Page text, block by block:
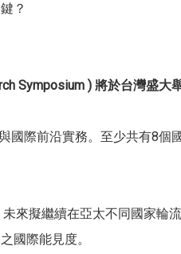
？
Symposium ) 將於台灣盛大
國際前沿實務。至少共有8
來擬繼續在亞太不同國家輪
國際能見度。